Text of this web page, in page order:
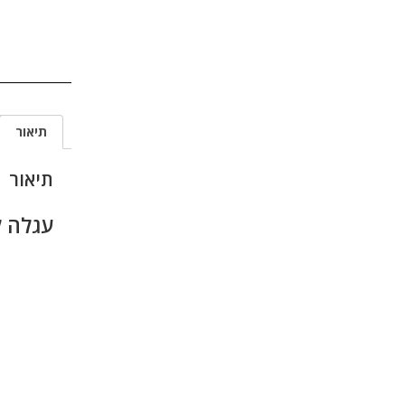
תיאור
תיאור
עגלה